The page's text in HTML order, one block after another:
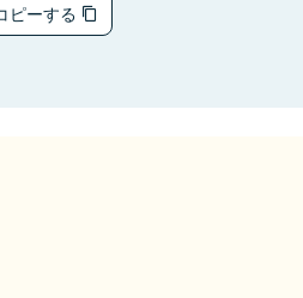
ピーする